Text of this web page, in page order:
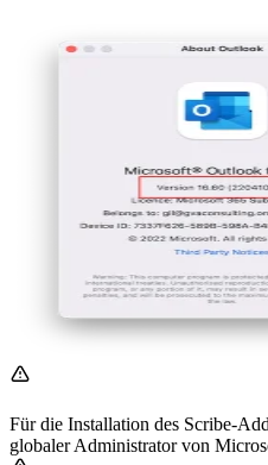
Für die Installation des Scribe-
globaler Administrator von